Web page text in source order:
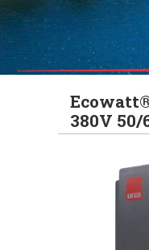
Ecowatt®
380V 50/